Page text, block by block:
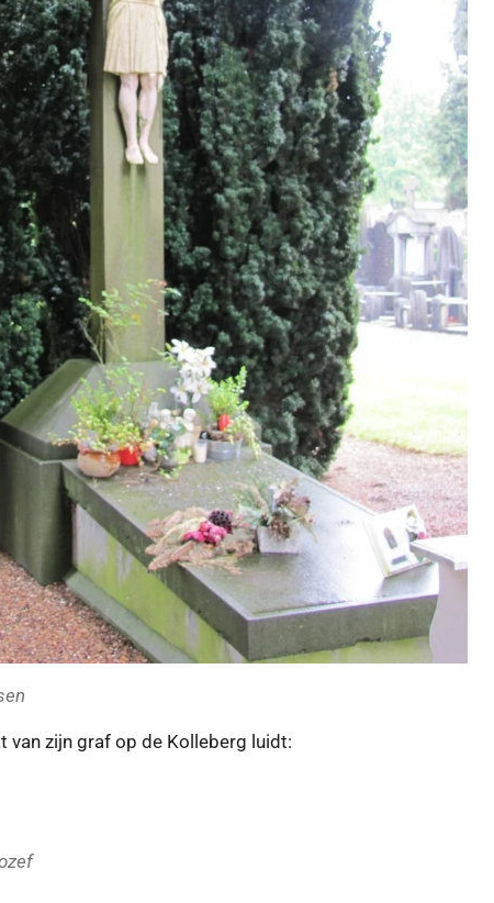
van zijn graf op de Kolleberg luidt: